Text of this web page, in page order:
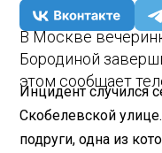
В Москве
Бородиной
этом сообщает
Инцидент случился
Скобелевской
подруги, одна из